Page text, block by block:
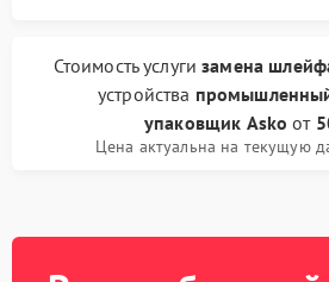
Стоимость услугизамена
устройства
упаковщик Asko от
Цена актуальна на текущую